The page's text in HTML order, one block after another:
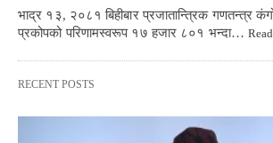
भाद्र १३, २०८१ बिहीबार प्रजातान्त्रिक गणतन्त्र
प्रकोपको परिणामस्वरूप १७ हजार ८०१ भन्दा…
RECENT POSTS